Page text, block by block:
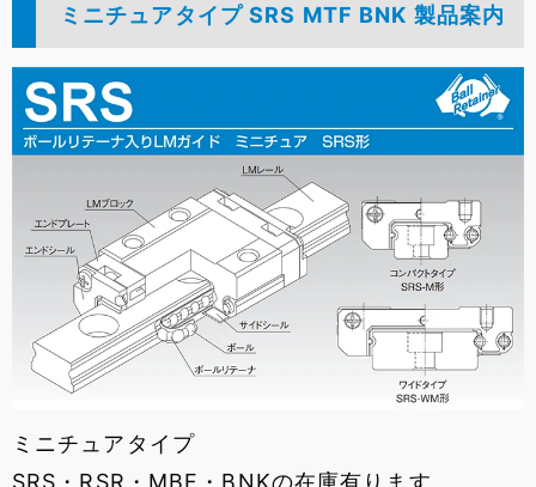
ミニチュアタイプ SRS MTF BNK 製品案内
ミニチュアタイプ
SRS・RSR・MBF・BNKの在庫有ります。